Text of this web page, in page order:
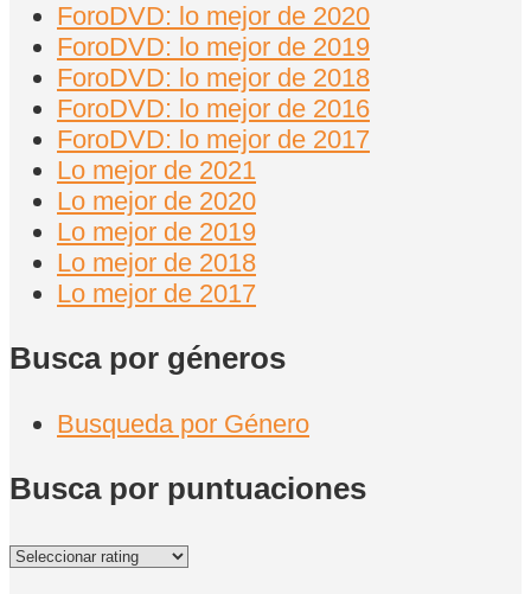
ForoDVD: lo mejor de 2020
ForoDVD: lo mejor de 2019
ForoDVD: lo mejor de 2018
ForoDVD: lo mejor de 2016
ForoDVD: lo mejor de 2017
Lo mejor de 2021
Lo mejor de 2020
Lo mejor de 2019
Lo mejor de 2018
Lo mejor de 2017
Busca por géneros
Busqueda por Género
Busca por puntuaciones